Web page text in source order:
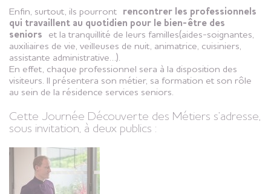
Enfin, surtout, ils pourront rencontrer les professionnels
qui travaillent au quotidien pour le bien-être des
seniors et la tranquillité de leurs familles(aides-soignantes,
auxiliaires de vie, veilleuses de nuit, animatrice, cuisiniers,
assistante administrative…).
En effet, chaque professionnel sera à la disposition des
visiteurs. Il présentera son métier, sa formation et son rôle
au sein de la résidence services seniors.
Cette Journée Découverte des Métiers s’adresse,
sous invitation, à deux publics :